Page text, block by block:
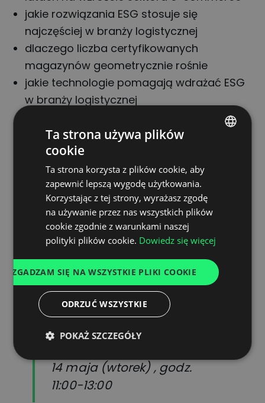
jakie rozwiązania ESG stosuje się
najczęściej w branży logistycznej
dlaczego liczba certyfikowanych
magazynów geometrycznie rośnie
jakie technologie pomagają wdrażać ESG
w branży logistycznej
Prelegenci:
Joanna Sinkiewicz,
Accolade Group
Piotr Roczniak, CargoON
Jarosław Czechowicz, GLP
Poland
Moderator:
Tomasz Bojęć, partner
zarządzający w ThinkCo
14 maja (wtorek) , godz.
11:00-13:00
ENGLISH
UKRAINIAN
FRENCH
Ta strona używa plików
cookie
Ta strona korzysta z plików cookie, aby
zapewnić lepszą wygodę użytkowania.
Korzystając z tej strony, wyrażasz zgodę
na używanie przez nas wszystkich plików
cookie zgodnie z warunkami naszej
polityki plików cookie. Dowiedz się więcej
ZGADZAM SIĘ NA WSZYSTKIE PLIKI COOKIE
ODRZUĆ WSZYSTKIE
POKAŻ SZCZEGÓŁY